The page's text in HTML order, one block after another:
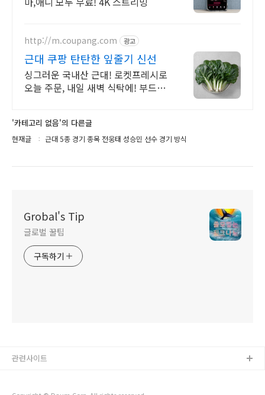
http://m.coupang.com 광고
근대 쿠팡 탄탄한 잎줄기 신선
싱그러운 국내산 근대! 로켓프레시로
오늘 주문, 내일 새벽 식탁에! 부드러
'카테고리 없음'의 다른글
현재글 근대 5종 경기 종목 전웅태 성승민 선수 경기 방식
Grobal's Tip
글로벌 꿀팁
구독하기
관련사이트